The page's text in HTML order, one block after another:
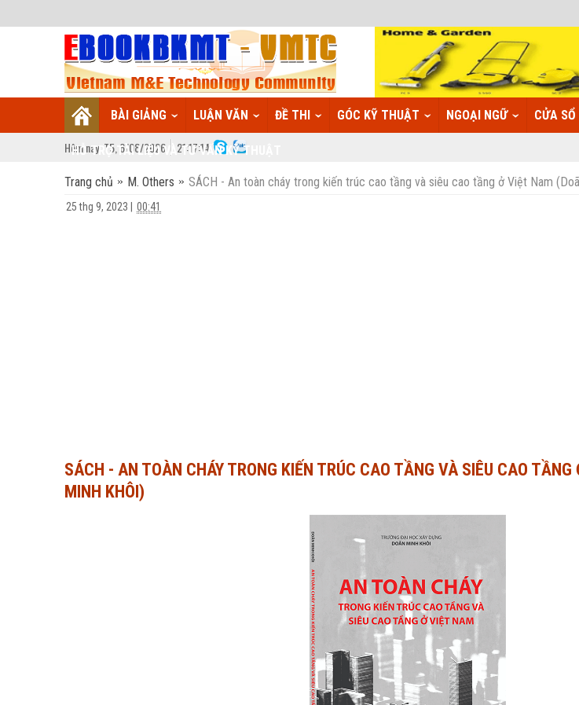
BÀI GIẢNG LUẬN VĂN ĐỀ THI GÓC KỸ THUẬT NGOẠI NGỮ CỬA
HỖ TRỢ TÀI LIỆU VÀ TƯ VẤN KỸ THUẬT
Hôm nay: T5, 6/08/2026 21:17:15
Trang chủ M. Others SÁCH - An toàn cháy trong kiến trúc cao tầng và siêu cao tầng ở Việt Nam
25 thg 9, 2023 00:41
SÁCH - AN TOÀN CHÁY TRONG KIẾN TRÚC CAO TẦNG VÀ SIÊU CAO
MINH KHÔI)